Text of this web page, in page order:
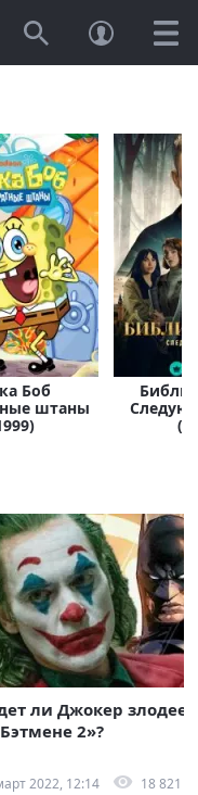
Боб
штаны
ли Джокер
2»?
2022, 12:14 18 821